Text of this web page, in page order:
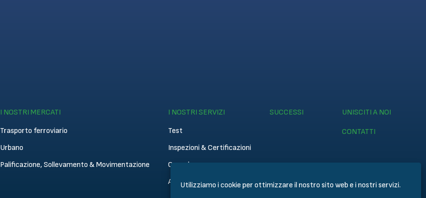
Utilizziamo i cookie per ottimizzare il nostro sito web e i nostri servizi.
I NOSTRI MERCATI
Trasporto ferroviario
Urbano
Palificazione, Sollevamento & Movimentazione
I NOSTRI SERVIZI
Test
Inspezioni & Certificazioni
Consulenza
Academy
SUCCESSI UNISCITI A NOI
CONTATTI